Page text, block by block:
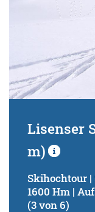
Lisenser
m)
Skihochtour |
1600 Hm |
(3 von 6)